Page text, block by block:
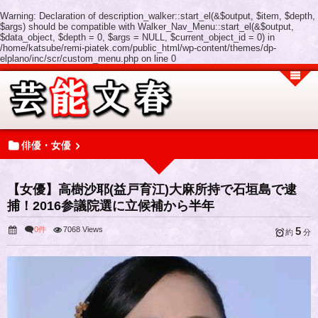
Warning: Declaration of description_walker::start_el(&$output, $item, $depth,
$args) should be compatible with Walker_Nav_Menu::start_el(&$output,
$data_object, $depth = 0, $args = NULL, $current_object_id = 0) in
/home/katsube/remi-piatek.com/public_html/wp-content/themes/dp-
elplano/inc/scr/custom_menu.php on line 0
俳優・女優
【女優】高樹沙耶(益戸育江)大麻所持で石垣島で逮
捕！2016参議院選に立候補から半年
0件 7068 Views 約 5 分